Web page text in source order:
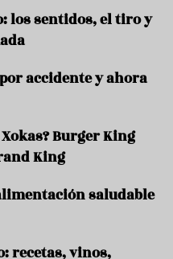
los sentidos, el tiro y
accidente y ahora
Burger King
King
saludable
recetas, vinos,